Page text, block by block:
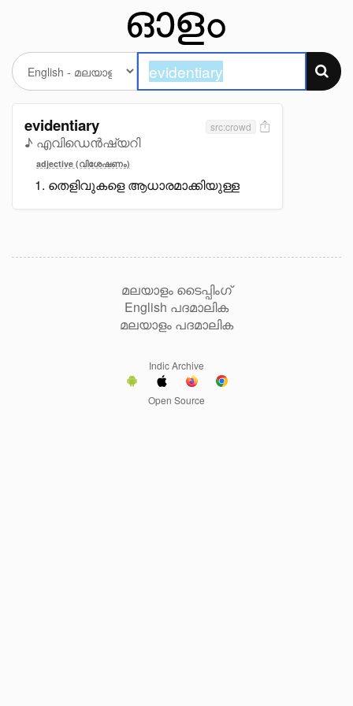
evidentiary
♪ എവിഡെൻഷ്യറി
src:crowd
adjective (വിശേഷണം)
തെളിവുകളെ ആധാരമാക്കിയുള്ള
മലയാളം ടൈപ്പിംഗ്
English പദമാലിക
മലയാളം പദമാലിക
Indic Archive
Open Source